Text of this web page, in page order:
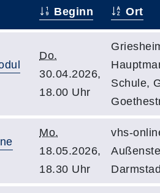
Beginn Ort
Do.
30.04.2026,
18.00 Uhr
Schule,
Mo.
18.05.2026,
18.30 Uhr
vhs-